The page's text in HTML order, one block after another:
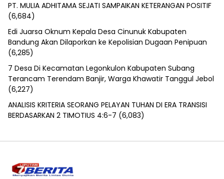
PT. MULIA ADHITAMA SEJATI SAMPAIKAN KETERANGAN POSITIF
(6,684)
Edi Juarsa Oknum Kepala Desa Cinunuk Kabupaten
Bandung Akan Dilaporkan ke Kepolisian Dugaan Penipuan
(6,285)
7 Desa Di Kecamatan Legonkulon Kabupaten Subang
Terancam Terendam Banjir, Warga Khawatir Tanggul Jebol
(6,227)
ANALISIS KRITERIA SEORANG PELAYAN TUHAN DI ERA TRANSISI
BERDASARKAN 2 TIMOTIUS 4:6-7 (6,083)